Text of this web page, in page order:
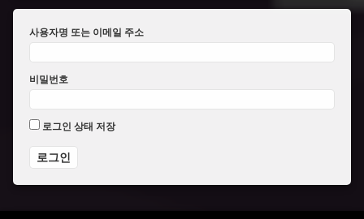
사용자명 또는 이메일 주소
비밀번호
로그인 상태 저장